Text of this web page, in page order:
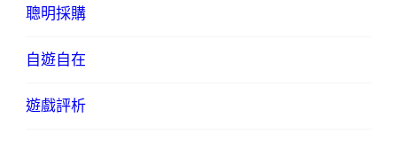
聰明採購
自遊自在
遊戲評析